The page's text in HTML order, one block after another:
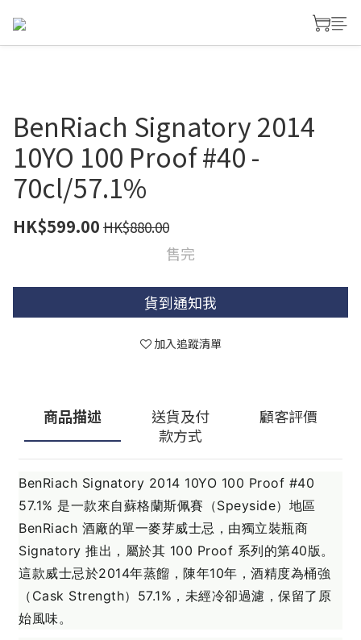
BenRiach Signatory 2014
10YO 100 Proof #40 -
70cl/57.1%
HK$599.00 HK$880.00
售完
貨到通知我
加入追蹤清單
商品描述
送貨及付
款方式
顧客評價
BenRiach Signatory 2014 10YO 100 Proof #40
57.1% 是一款來自蘇格蘭斯佩賽（Speyside）地區
BenRiach 酒廠的單一麥芽威士忌，由獨立裝瓶商
Signatory 推出，屬於其 100 Proof 系列的第40版。
這款威士忌於2014年蒸餾，陳年10年，酒精度為桶強
（Cask Strength）57.1%，未經冷卻過濾，保留了原
始風味。